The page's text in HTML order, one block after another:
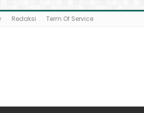
Redaksi Term Of Service